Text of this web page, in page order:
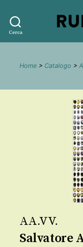
Cerca
Home > Catalogo >
AA.VV.
Salvatore